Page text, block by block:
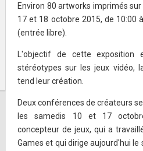
Environ 80 artworks imprimés
17 et 18 octobre 2015, de 10:00
(entrée libre).
L'objectif de cette exposition
stéréotypes sur les jeux vidéo,
tend leur création.
Deux conférences de créateurs
les samedis 10 et 17
concepteur de jeux, qui a
Games et qui dirige aujourd'hui le